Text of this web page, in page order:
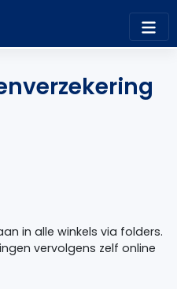
in alle winkels via folders.
vervolgens zelf online